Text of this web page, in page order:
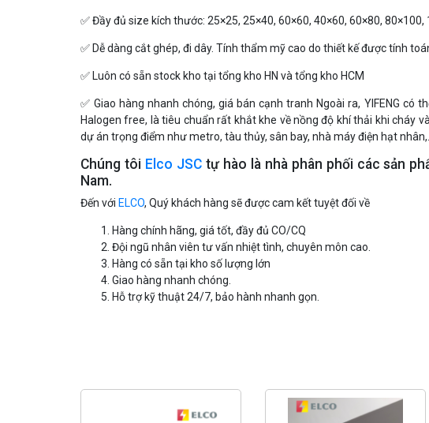
✅️ Đầy đủ size kích thước: 25×25, 25×40, 60×60, 40×60, 60×80, 80×100,
✅ ️Dễ dàng cắt ghép, đi dây. Tính thẩm mỹ cao do thiết kế được tính
✅️ Luôn có sẵn stock kho tại tổng kho HN và tổng kho HCM
✅️ Giao hàng nhanh chóng, giá bán cạnh tranh Ngoài ra, YIFENG
Halogen free, là tiêu chuẩn rất khắt khe về nồng độ khí thải khi cháy
dự án trọng điểm như metro, tàu thủy, sân bay, nhà máy điện hạt nhân,…
Chúng tôi Elco JSCtự hào là nhà phân phối các sản
Nam.
Đến với ELCO, Quý khách hàng sẽ được cam kết tuyệt đối về
Hàng chính hãng, giá tốt, đầy đủ CO/CQ
Đội ngũ nhân viên tư vấn nhiệt tình, chuyên môn cao.
Hàng có sẵn tại kho số lượng lớn
Giao hàng nhanh chóng.
Hỗ trợ kỹ thuật 24/7, bảo hành nhanh gọn.